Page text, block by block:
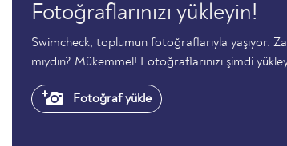
Fotoğraflarınızı yükleyin!
Swimcheck, toplumun fotoğraflarıyla yaşıyor.
mıydın? Mükemmel! Fotoğraflarınızı şimdi
Fotoğraf yükle